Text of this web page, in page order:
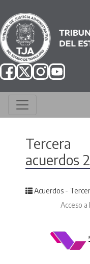
acuerdos
Posted in
Acuerdos -
Acceso